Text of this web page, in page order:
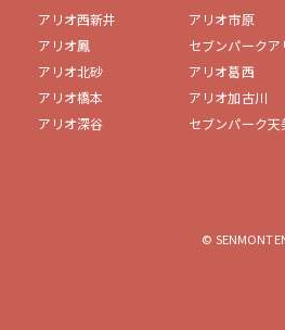
アリオ西新井
アリオ鳳
アリオ北砂
アリオ橋本
アリオ深谷
アリオ市原
セブンパークア
アリオ葛西
アリオ加古川
セブンパーク天
©